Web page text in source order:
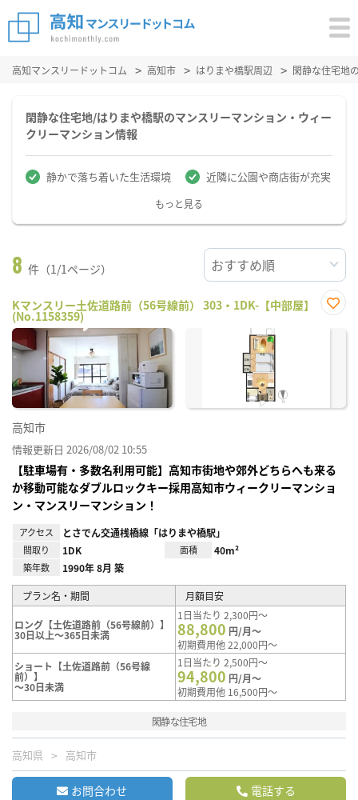
高知マンスリードットコム 高知市 はりまや橋駅周辺 閑静な住宅地
閑静な住宅地/はりまや橋駅のマンスリーマンション・ウィー
クリーマンション情報
静かで落ち着いた生活環境 近隣に公園や商店街が充実
もっと見る
8 件（1/1ページ）
Kマンスリー土佐道路前（56号線前） 303・1DK-【中部屋】
(No.1158359)
に入
高知市
情報更新日 2026/08/02 10:55
【駐車場有・多数名利用可能】高知市街地や郊外どちらへも来る
か移動可能なダブルロックキー採用高知市ウィークリーマンショ
ン・マンスリーマンション！
アクセス とさでん交通桟橋線「はりまや橋駅」
間取り 1DK 面積 40m²
築年数 1990年 8月 築
プラン名・期間 月額目安
ロング【土佐道路前（56号線前）】
30日以上～365日未満
1日当たり 2,300円～
88,800 円/月～
初期費用他 22,000円～
ショート【土佐道路前（56号線
前）】
～30日未満
1日当たり 2,500円～
94,800 円/月～
初期費用他 16,500円～
閑静な住宅地
高知県 高知市
お問合わせ 電話する